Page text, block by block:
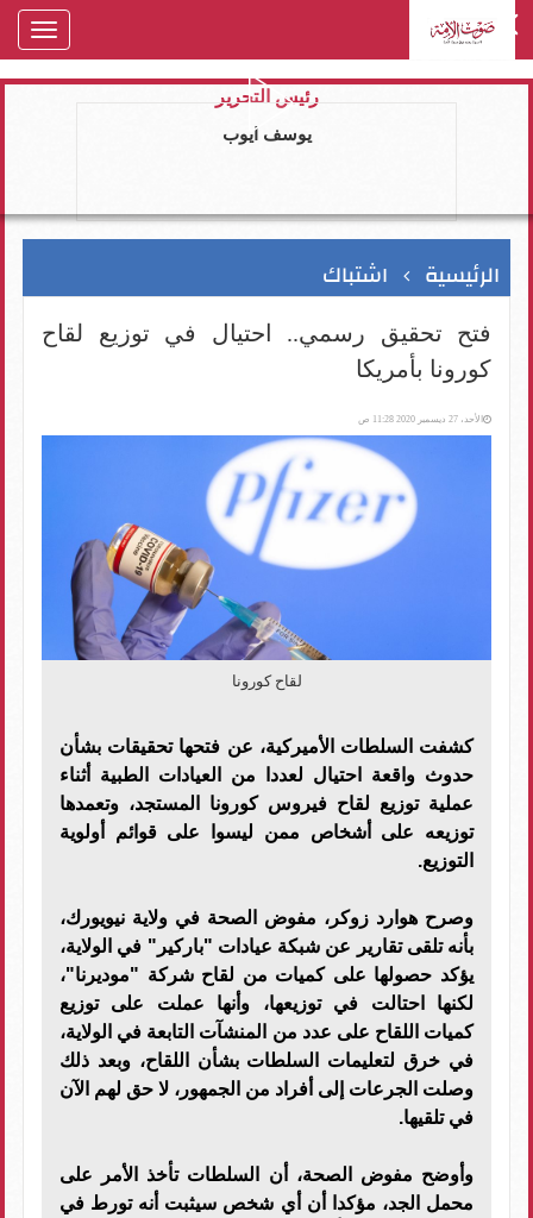
رئيس التحرير
يوسف ايوب
الرئيسية اشتباك
فتح تحقيق رسمي.. احتيال في توزيع لقاح
كورونا بأمريكا
الأحد، 27 ديسمبر 2020 11:28 ص
لقاح كورونا
كشفت السلطات الأميركية، عن فتحها تحقيقات بشأن
حدوث واقعة احتيال لعددا من العيادات الطبية أثناء
عملية توزيع لقاح فيروس كورونا المستجد، وتعمدها
توزيعه على أشخاص ممن ليسوا على قوائم أولوية
التوزيع.
وصرح هوارد زوكر، مفوض الصحة في ولاية نيويورك،
بأنه تلقى تقارير عن شبكة عيادات "باركير" في الولاية،
يؤكد حصولها على كميات من لقاح شركة "موديرنا"،
لكنها احتالت في توزيعها، وأنها عملت على توزيع
كميات اللقاح على عدد من المنشآت التابعة في الولاية،
في خرق لتعليمات السلطات بشأن اللقاح، وبعد ذلك
وصلت الجرعات إلى أفراد من الجمهور، لا حق لهم الآن
في تلقيها.
وأوضح مفوض الصحة، أن السلطات تأخذ الأمر على
محمل الجد، مؤكدا أن أي شخص سيثبت أنه تورط في